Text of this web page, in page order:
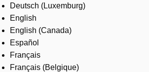
Contact us
Careers
Deutsch (Luxemburg)
English
English (Canada)
Español
Français
Français (Belgique)